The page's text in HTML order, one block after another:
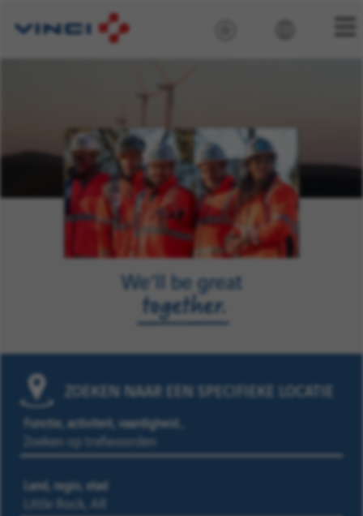
ZOEKEN NAAR EEN SPECIFIEKE LOCATIE
Functie, activiteit, vaardigheid…
Land, regio, stad